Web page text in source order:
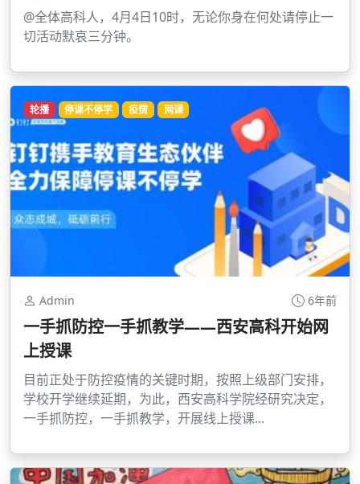
@全体高科人，4月4日10时，无论你身在何处请停止一
切活动默哀三分钟。
轮播 停课不停学 疫情 网课
Admin 6年前
一手抓防控一手抓教学——西安高科开始网
上授课
目前正处于防控疫情的关键时期，按照上级部门安排，
学校开学继续延期，为此，西安高科学院经研究决定，
一手抓防控，一手抓教学，开展线上授课...